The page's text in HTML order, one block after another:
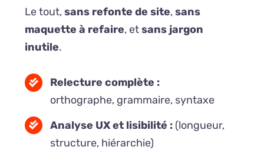
Le tout,sans refonte de site,sans
maquette à refaire, etsans jargon
inutile.
Relecture complète :
orthographe, grammaire, syntaxe
Analyse UX et lisibilité : (longueur,
structure, hiérarchie)